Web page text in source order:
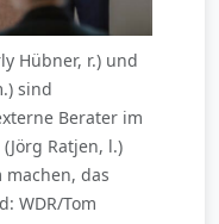
Hübner, r.) und
sind
Berater im
Ratjen, l.)
das
WDR/Tom